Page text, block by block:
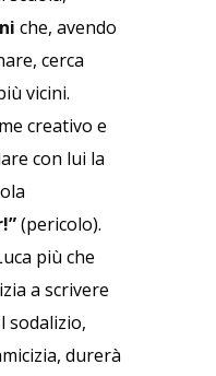
che, avendo
cerca
vicini.
creativo e
con lui la
(pericolo).
più che
a scrivere
sodalizio,
durerà